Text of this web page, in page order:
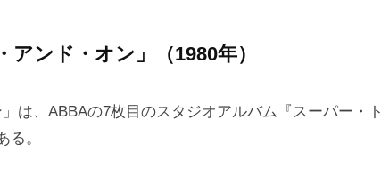
ンド・オン」（1980年）
は、ABBAの7枚目のスタジオアルバム『スーパー・ト
る。